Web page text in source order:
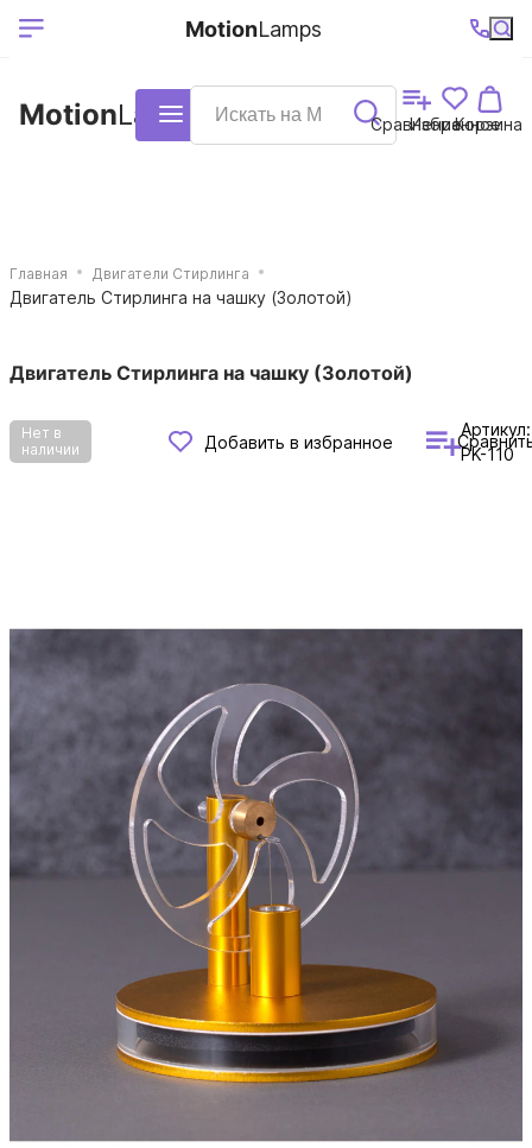
Ваш регион
Выберите ваш
+7 (495)740-
38-68
График
работы
MotionLamps Каталог Сравнение
Избранное
Корзина
MotionLamps
Главная Двигатели Стирлинга
Двигатель Стирлинга на чашку (Золотой)
Двигатель Стирлинга на чашку (Золотой)
Нет в
наличии
Добавить в избранное
Артикул:
PK-110